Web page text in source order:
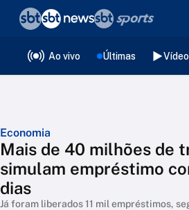
Ao vivo Últimas
Economia
Mais de 40 milhões de
simulam empréstimo
dias
Já foram liberados 11 mil empréstimos,
❮voltar
Editorias